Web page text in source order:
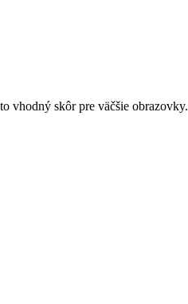
vhodný skôr pre väčšie obrazovky.